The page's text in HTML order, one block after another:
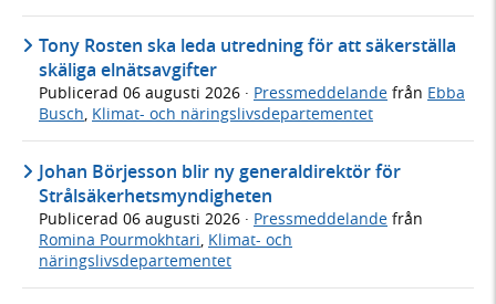
Tony Rosten ska leda utredning för att säkerställa
skäliga elnätsavgifter
Publicerad 06 augusti 2026 · Pressmeddelande från Ebba
Busch, Klimat- och näringslivsdepartementet
Johan Börjesson blir ny generaldirektör för
Strålsäkerhetsmyndigheten
Publicerad 06 augusti 2026 · Pressmeddelande från
Romina Pourmokhtari Klimat- och
näringslivsdepartementet